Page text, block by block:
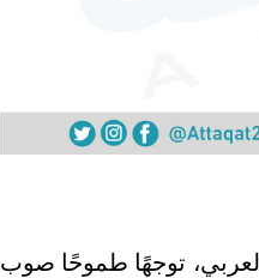
توجهًا طموحًا صوب